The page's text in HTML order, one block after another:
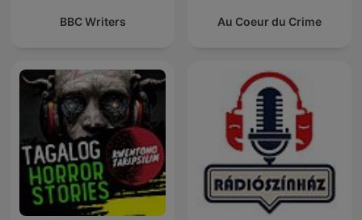
BBC Writers Au Coeur du Crime